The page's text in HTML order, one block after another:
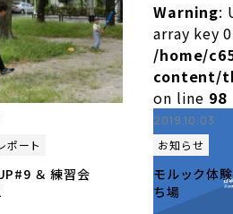
cms/wp-
ポート
＆ 練習会
Warning:
array key
/home/
content/
on line 98
2019.10.03
お知らせ
モルック体
ち場